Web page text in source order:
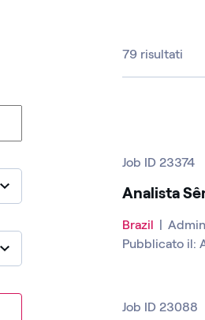
79 risultati
Job ID 23374
Analista
Brazil |
Pubblicato il:
Job ID 23088